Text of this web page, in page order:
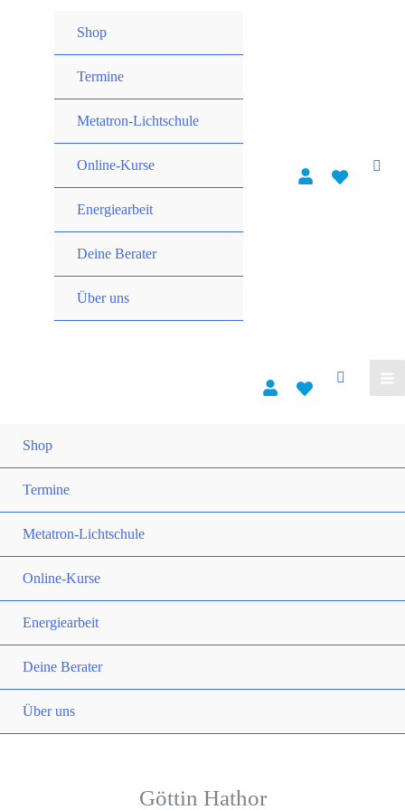
Shop
Termine
Metatron-Lichtschule
Online-Kurse
Energiearbeit
Deine Berater
Über uns
Shop
Termine
Metatron-Lichtschule
Online-Kurse
Energiearbeit
Deine Berater
Über uns
Göttin Hathor